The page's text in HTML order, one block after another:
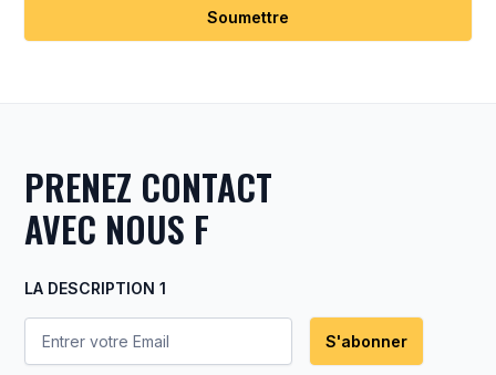
Soumettre
PRENEZ CONTACT
AVEC NOUS F
LA DESCRIPTION 1
S'abonner